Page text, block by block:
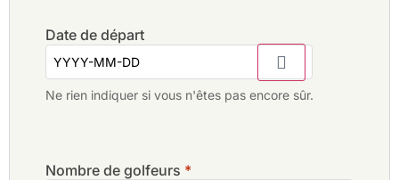
Date de départ
Ne rien indiquer si vous n'êtes pas encore sûr.
Nombre de golfeurs *